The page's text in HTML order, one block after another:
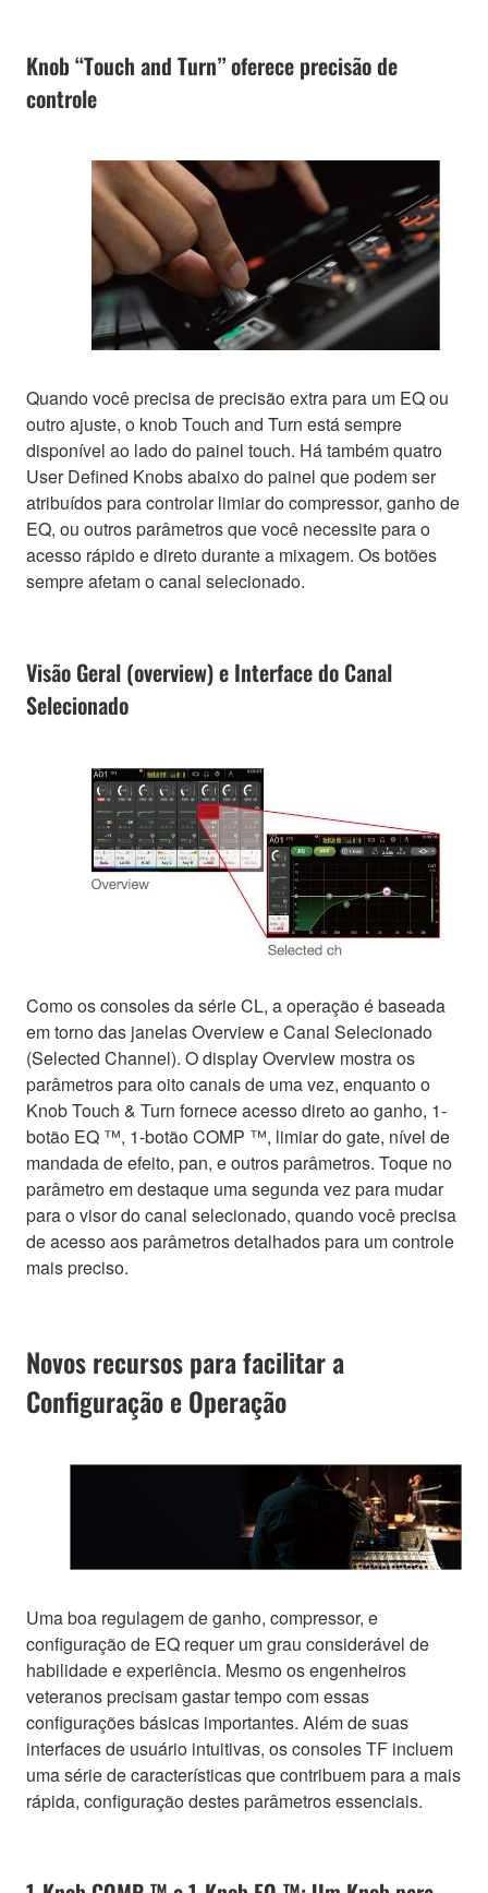
Knob “Touch and Turn” oferece precisão de
controle
Quando você precisa de precisão extra para um EQ ou
outro ajuste, o knob Touch and Turn está sempre
disponível ao lado do painel touch. Há também quatro
User Defined Knobs abaixo do painel que podem ser
atribuídos para controlar limiar do compressor, ganho de
EQ, ou outros parâmetros que você necessite para o
acesso rápido e direto durante a mixagem. Os botões
sempre afetam o canal selecionado.
Visão Geral (overview) e Interface do Canal
Selecionado
Como os consoles da série CL, a operação é baseada
em torno das janelas Overview e Canal Selecionado
(Selected Channel). O display Overview mostra os
parâmetros para oito canais de uma vez, enquanto o
Knob Touch & Turn fornece acesso direto ao ganho, 1-
botão EQ ™, 1-botão COMP ™, limiar do gate, nível de
mandada de efeito, pan, e outros parâmetros. Toque no
parâmetro em destaque uma segunda vez para mudar
para o visor do canal selecionado, quando você precisa
de acesso aos parâmetros detalhados para um controle
mais preciso.
Novos recursos para facilitar a
Configuração e Operação
Uma boa regulagem de ganho, compressor, e
configuração de EQ requer um grau considerável de
habilidade e experiência. Mesmo os engenheiros
veteranos precisam gastar tempo com essas
configurações básicas importantes. Além de suas
interfaces de usuário intuitivas, os consoles TF incluem
uma série de características que contribuem para a mais
rápida, configuração destes parâmetros essenciais.